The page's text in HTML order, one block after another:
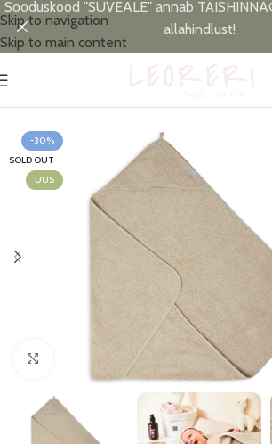
Skip to navigation
Skip to main content
Sooduskood "SUVEALE" annab
allahindlust!
Esileht
-30%
SOLD OUT
UUS
Click to enlarge